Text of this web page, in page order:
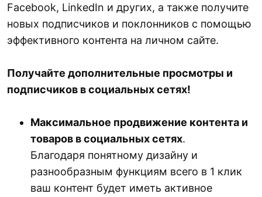
Facebook, LinkedIn и других, а также получите
новых подписчиков и поклонников с помощью
эффективного контента на личном сайте.
Получайте дополнительные просмотры и
подписчиков в социальных сетях!
Максимальное продвижение контента и
товаров в социальных сетях.
Благодаря понятному дизайну и
разнообразным функциям всего в 1 клик
ваш контент будет иметь активное